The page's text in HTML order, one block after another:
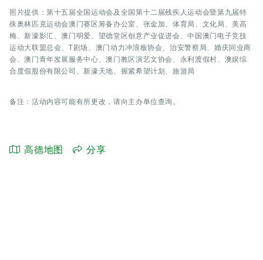
照片提供：第十五届全国运动会及全国第十二届残疾人运动会暨第九届特
殊奥林匹克运动会澳门赛区筹备办公室、张金加、体育局、文化局、美高
梅、新濠影汇、澳门明爱、望德堂区创意产业促进会、中国澳门电子竞技
运动大联盟总会、T剧场、澳门动力冲浪板协会、治安警察局、婚庆同业商
会、澳门青年发展服务中心、澳门教区演艺文协会、永利渡假村、澳娱综
合度假股份有限公司、新濠天地、握紧希望计划、旅游局
备注：活动内容可能有所更改，请向主办单位查询。
高德地图 分享